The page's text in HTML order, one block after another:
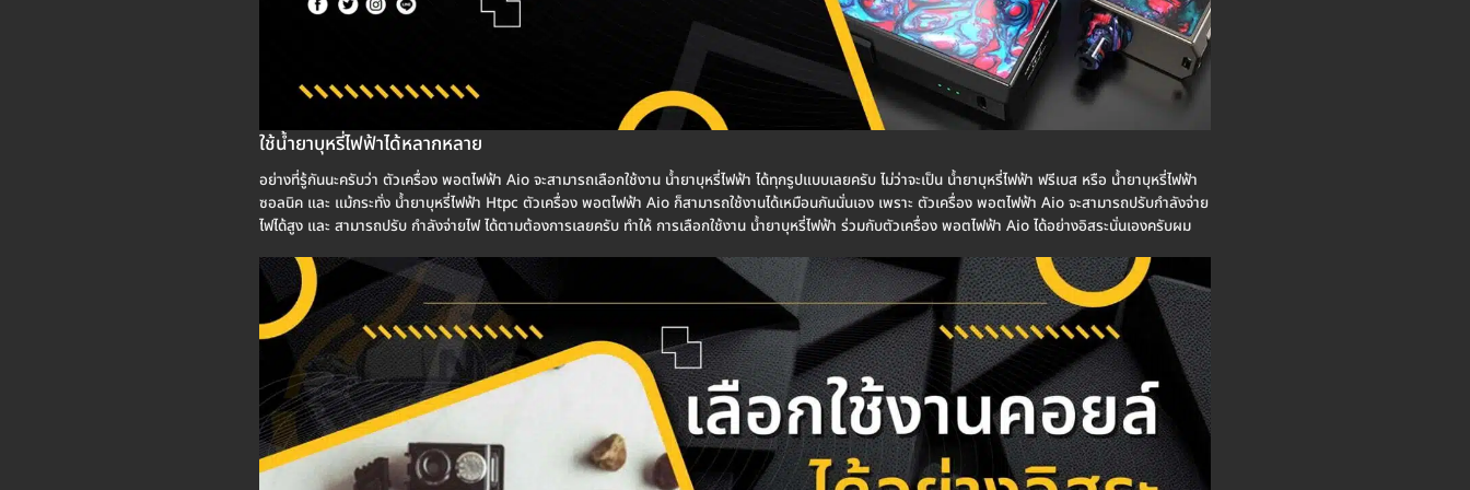
ใช้น้ำยาบุหรี่ไฟฟ้าได้หลากหลาย
อย่างที่รู้กันนะครับว่า ตัวเครื่อง พอตไฟฟ้า Aio จะสามารถเลือกใช้งาน น้ำยาบุหรี่ไฟฟ้า ได้ทุกรูปแบบเลยครับ ไม่ว่าจะเป็น น้ำยาบุหรี่ไฟฟ้า ฟรีเบส หรือ น้ำยาบุหรี่ไฟฟ้า
ซอลนิค และ แม้กระทั่ง น้ำยาบุหรี่ไฟฟ้า Htpc ตัวเครื่อง พอตไฟฟ้า Aio ก็สามารถใช้งานได้เหมือนกันนั่นเอง เพราะ ตัวเครื่อง พอตไฟฟ้า Aio จะสามารถปรับกำลังจ่าย
ไฟได้สูง และ สามารถปรับ กำลังจ่ายไฟ ได้ตามต้องการเลยครับ ทำให้ การเลือกใช้งาน น้ำยาบุหรี่ไฟฟ้า ร่วมกับตัวเครื่อง พอตไฟฟ้า Aio ได้อย่างอิสระนั่นเองครับผม